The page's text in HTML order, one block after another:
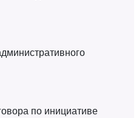
по инициативе